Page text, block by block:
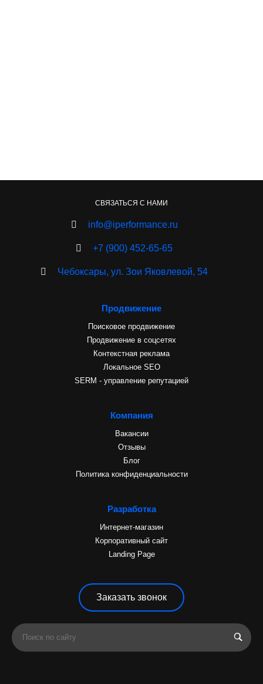
СВЯЗАТЬСЯ С НАМИ
info@iperformance.ru
+7 (900) 452-65-65
Чебоксары, ул. Зои Яковлевой, 54
Продвижение
Поисковое продвижение
Продвижение в соцсетях
Контекстная реклама
Локальное SEO
SERM - управление репутацией
Компания
Вакансии
Отзывы
Блог
Политика конфиденциальности
Разработка
Интернет-магазин
Корпоративный сайт
Landing Page
Заказать звонок